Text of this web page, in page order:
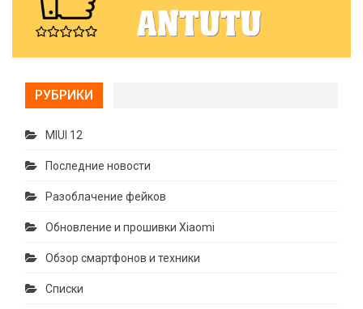
РУБРИКИ
MIUI 12
Последние новости
Разоблачение фейков
Обновление и прошивки Xiaomi
Обзор смартфонов и техники
Списки